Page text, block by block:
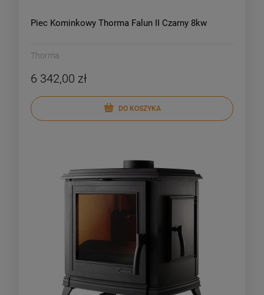
Piec Kominkowy Thorma Falun II Czarny 8kw
Thorma
6 342,00 zł
DO KOSZYKA